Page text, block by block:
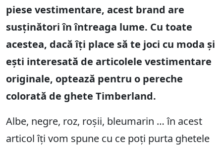
piese vestimentare, acest brand are
susținători în întreaga lume. Cu toate
acestea, dacă îți place să te joci cu moda și
ești interesată de articolele vestimentare
originale, optează pentru o pereche
colorată de ghete Timberland.
Albe, negre, roz, roșii, bleumarin … în acest
articol îți vom spune cu ce poți purta ghetele